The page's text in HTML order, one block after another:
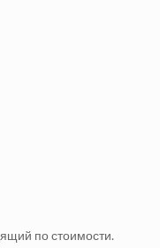
по стоимости.